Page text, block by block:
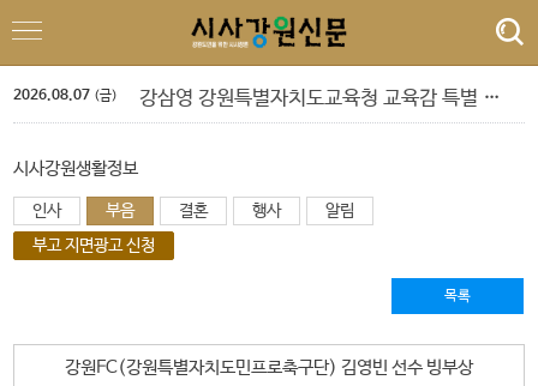
2026.08.07 (금)
이정학 동해시장, 취임 후 첫 기자회
횡성군 병지방 오토캠핑장 재개장
강삼영 강원특별자치도교육청 교육감 특별 인터뷰
박길선 강원특별자치도의회 의장 특별 인터뷰
양양군, 예산편성 설문조사
이정학 동해시장, 취임 후 첫 기자회
횡성군 병지방 오토캠핑장 재개장
시사강원생활정보
인사 부음 결혼 행사
알림
부고 지면광고 신청
목록
강원FC(강원특별자치도민프로축구단) 김영빈 선수 빙부상